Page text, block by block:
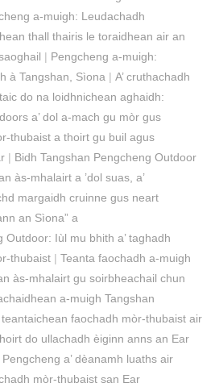
a-muigh: Leudachadh
thall thairis le toraidhean air an
| Pengcheng a-muigh:
à Tangshan, Sìona | A’ cruthachadh
do na loidhnichean aghaidh:
a’ dol a-mach gu mòr gus
thubaist a thoirt gu buil agus
| Bidh Tangshan Pengcheng Outdoor
às-mhalairt a ’dol suas, a’
margaidh cruinne gus neart
an Sìona” a
Outdoor: Iùl mu bhith a’ taghadh
thubaist | Teanta faochadh a-muigh
às-mhalairt gu soirbheachail chun
a-muigh Tangshan
faochadh mòr-thubaist air
do ullachadh èiginn anns an Ear
a’ dèanamh luaths air
mòr-thubaist san Ear